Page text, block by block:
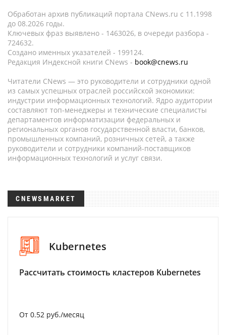
Обработан архив публикаций портала CNews.ru c 11.1998
до 08.2026 годы.
Ключевых фраз выявлено - 1463026, в очереди разбора -
724632.
Создано именных указателей - 199124.
Редакция Индексной книги CNews - book@cnews.ru
Читатели CNews — это руководители и сотрудники одной
из самых успешных отраслей российской экономики:
индустрии информационных технологий. Ядро аудитории
составляют топ-менеджеры и технические специалисты
департаментов информатизации федеральных и
региональных органов государственной власти, банков,
промышленных компаний, розничных сетей, а также
руководители и сотрудники компаний-поставщиков
информационных технологий и услуг связи.
CNEWSMARKET
Kubernetes
Рассчитать стоимость кластеров Kubernetes
От 0.52 руб./месяц